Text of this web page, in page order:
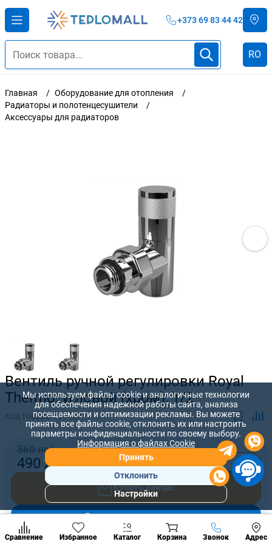
+373 69 83 44 42
RO
Главная
Оборудование для отопления
Радиаторы и полотенцесушители
Аксессуары для радиаторов
Вентиль ручной регулировки Royal
Thermo, угловой (хром), 1/2
Код товара:es9727
560 лей
490 лей +
Купить сейчас
Сравнение Избранное Каталог Корзина Звонок Адрес
Позвонить
разделы
Мы используем файлы cookie и аналогичные технологии
для обеспечения надежной работы сайта, анализа
посещаемости и оптимизации рекламы. Вы можете
принять все файлы cookie, отклонить их или настроить
параметры конфиденциальности по своему выбору.
Информация о файлах Cookie
Принять
Отклонить
Настройки